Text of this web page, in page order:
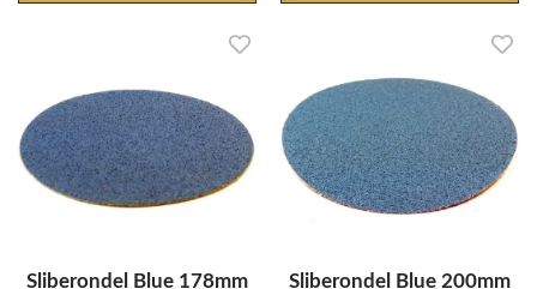
Sliberondel Blue 178mm
Sliberondel Blue 200mm